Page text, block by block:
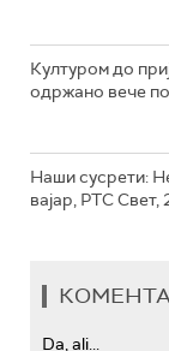
Културом до
одржано вече
Наши сусрети:
вајар, РТС Свет,
Da, ali...